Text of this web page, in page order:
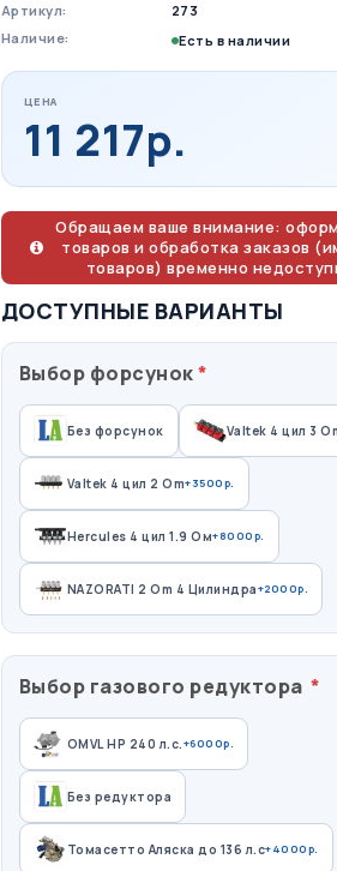
Артикул:
273
Наличие:
Есть в наличии
ЦЕНА
11 217р.
Обращаем ваше внимание:
товаров и обработка заказов
товаров) временно
ДОСТУПНЫЕ ВАРИАНТЫ
Выбор форсунок
Без форсунок Valtek 4 цил 3
Valtek 4 цил 2 Om+3500р.
Hercules 4 цил 1.9 Ом+8000р.
NAZORATI 2 Om 4 Цилиндра+2000р.
Выбор газового редуктора
OMVL HP 240 л.с.+6000р.
Без редуктора
Томасетто Аляска до 136 л.с+4000р.